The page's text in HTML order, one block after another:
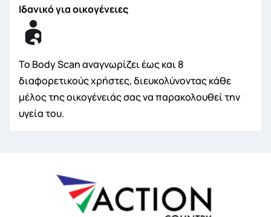
Ιδανικό για οικογένειες
Το Body Scan αναγνωρίζει έως και 8
διαφορετικούς χρήστες, διευκολύνοντας κάθε
μέλος της οικογένειάς σας να παρακολουθεί την
υγεία του.